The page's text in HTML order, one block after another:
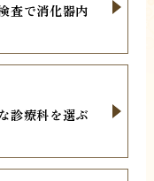
査で消化器内
診療科を選ぶ